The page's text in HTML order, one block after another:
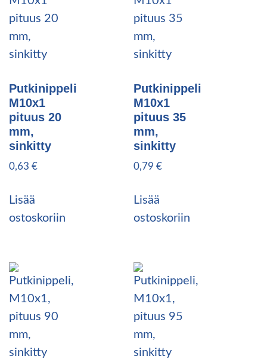
Putkinippeli
M10x1
pituus 20
mm,
sinkitty
0,63 €
Lisää
ostoskoriin
Putkinippeli
M10x1
pituus 35
mm,
sinkitty
0,79 €
Lisää
ostoskoriin